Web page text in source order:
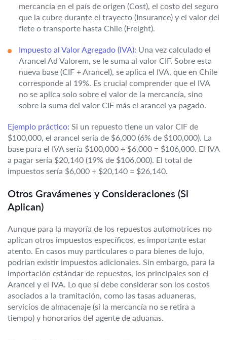
mercancía en el país de origen (Cost), el costo del seguro
que la cubre durante el trayecto (Insurance) y el valor del
flete o transporte hasta Chile (Freight).
Impuesto al Valor Agregado (IVA): Una vez calculado el
Arancel Ad Valorem, se le suma al valor CIF. Sobre esta
nueva base (CIF + Arancel), se aplica el IVA, que en Chile
corresponde al 19%. Es crucial comprender que el IVA
no se aplica solo sobre el valor de la mercancía, sino
sobre la suma del valor CIF más el arancel ya pagado.
Ejemplo práctico: Si un repuesto tiene un valor CIF de
$100,000, el arancel sería de $6,000 (6% de $100,000). La
base para el IVA sería $100,000 + $6,000 = $106,000. El IVA
a pagar sería $20,140 (19% de $106,000). El total de
impuestos sería $6,000 + $20,140 = $26,140.
Otros Gravámenes y Consideraciones (Si
Aplican)
Aunque para la mayoría de los repuestos automotrices no
aplican otros impuestos específicos, es importante estar
atento. En casos muy particulares o para bienes de lujo,
podrían existir impuestos adicionales. Sin embargo, para la
importación estándar de repuestos, los principales son el
Arancel y el IVA. Lo que sí debe considerar son los costos
asociados a la tramitación, como las tasas aduaneras,
servicios de almacenaje (si la mercancía no se retira a
tiempo) y honorarios del agente de aduanas.